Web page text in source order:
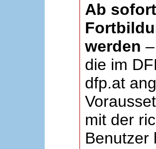
Ab
werden
die im
dfp.at
mit der
Benutzer